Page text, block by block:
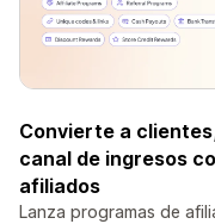
Convierte a
canal de ingresos
afiliados
Lanza programas de